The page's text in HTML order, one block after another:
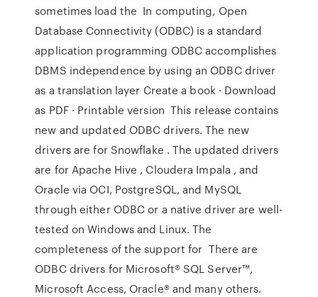
sometimes load the In computing, Open
Database Connectivity (ODBC) is a standard
application programming ODBC accomplishes
DBMS independence by using an ODBC driver
as a translation layer Create a book · Download
as PDF · Printable version This release contains
new and updated ODBC drivers. The new
drivers are for Snowflake . The updated drivers
are for Apache Hive , Cloudera Impala , and
Oracle via OCI, PostgreSQL, and MySQL
through either ODBC or a native driver are well-
tested on Windows and Linux. The
completeness of the support for There are
ODBC drivers for Microsoft® SQL Server™,
Microsoft Access, Oracle® and many others.